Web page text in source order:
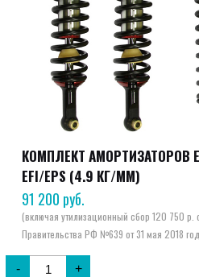
КОМПЛЕКТ АМОРТИЗАТОРОВ
EFI/EPS (4.9 КГ/ММ)
91 200 руб.
- +